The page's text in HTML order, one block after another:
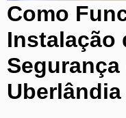
Como
Instalação
Uberlândia